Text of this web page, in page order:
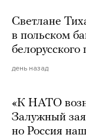
Светлане
в польском
белорусского
день назад
«К НАТО
Залужный
но Россия